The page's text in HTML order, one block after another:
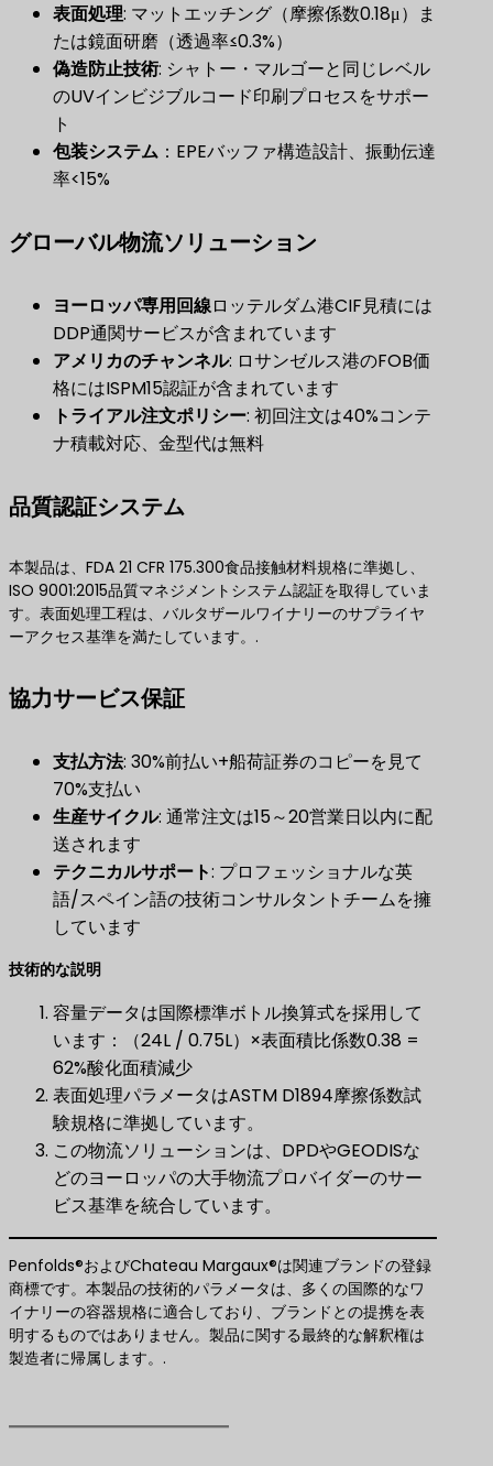
表面処理: マットエッチング（摩擦係数0.18μ）ま
たは鏡面研磨（透過率≤0.3%）
偽造防止技術: シャトー・マルゴーと同じレベル
のUVインビジブルコード印刷プロセスをサポー
ト
包装システム ：EPEバッファ構造設計、振動伝達
率<15%
グローバル物流ソリューション
ヨーロッパ専用回線ロッテルダム港CIF見積には
DDP通関サービスが含まれています
アメリカのチャンネル: ロサンゼルス港のFOB価
格にはISPM15認証が含まれています
トライアル注文ポリシー: 初回注文は40%コンテ
ナ積載対応、金型代は無料
品質認証システム
本製品は、FDA 21 CFR 175.300食品接触材料規格に準拠し、
ISO 9001:2015品質マネジメントシステム認証を取得していま
す。表面処理工程は、バルタザールワイナリーのサプライヤ
ーアクセス基準を満たしています。.
協力サービス保証
支払方法: 30%前払い+船荷証券のコピーを見て
70%支払い
生産サイクル: 通常注文は15～20営業日以内に配
送されます
テクニカルサポート: プロフェッショナルな英
語/スペイン語の技術コンサルタントチームを擁
しています
技術的な説明
容量データは国際標準ボトル換算式を採用して
います：（24L / 0.75L）×表面積比係数0.38 =
62%酸化面積減少
表面処理パラメータはASTM D1894摩擦係数試
験規格に準拠しています。
この物流ソリューションは、DPDやGEODISな
どのヨーロッパの大手物流プロバイダーのサー
ビス基準を統合しています。
Penfolds®およびChateau Margaux®は関連ブランドの登録
商標です。本製品の技術的パラメータは、多くの国際的なワ
イナリーの容器規格に適合しており、ブランドとの提携を表
明するものではありません。製品に関する最終的な解釈権は
製造者に帰属します。.